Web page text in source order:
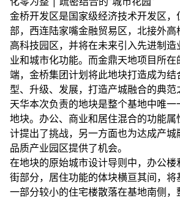
金桥开发区是国家级经济技术开发区
部，西连陆家嘴金融贸易区，北接外
高科技园区，并将在未来引入先进制
业和城市化功能。而金鼎天地项目所
端，金桥集团计划将此地块打造成为
型、升级、发展，打造产城融合的典范
天华本次负责的地块是整个基地中唯
地块。办公、商业和居住混合的功能属
计提出了挑战，另一方面也为达成产
品质产业园区提供了机会。
在地块的原始城市设计导则中，办公
街部分，居住功能的体块横亘其间，
一部分较小的住宅楼散落在基地南侧